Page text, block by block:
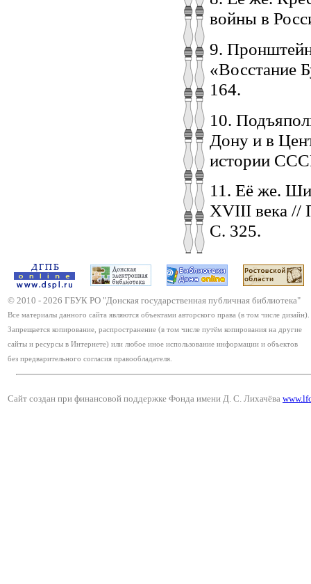
войны в
9.
«Восстание
164.
10.
Дону и в
истории
11. Её же.
XVIII века //
С. 325.
© 2010 - 2026 ГБУК РО "Донская государственная публичная библиотека"
Все материалы данного сайта являются объектами авторского права (в том числе дизайн).
Запрещается копирование, распространение (в том числе путём копирования на другие
сайты и ресурсы в Интернете) или любое иное использование информации и объектов
без предварительного согласия правообладателя.
Сайт создан при финансовой поддержке Фонда имени Д. С. Лихачёва